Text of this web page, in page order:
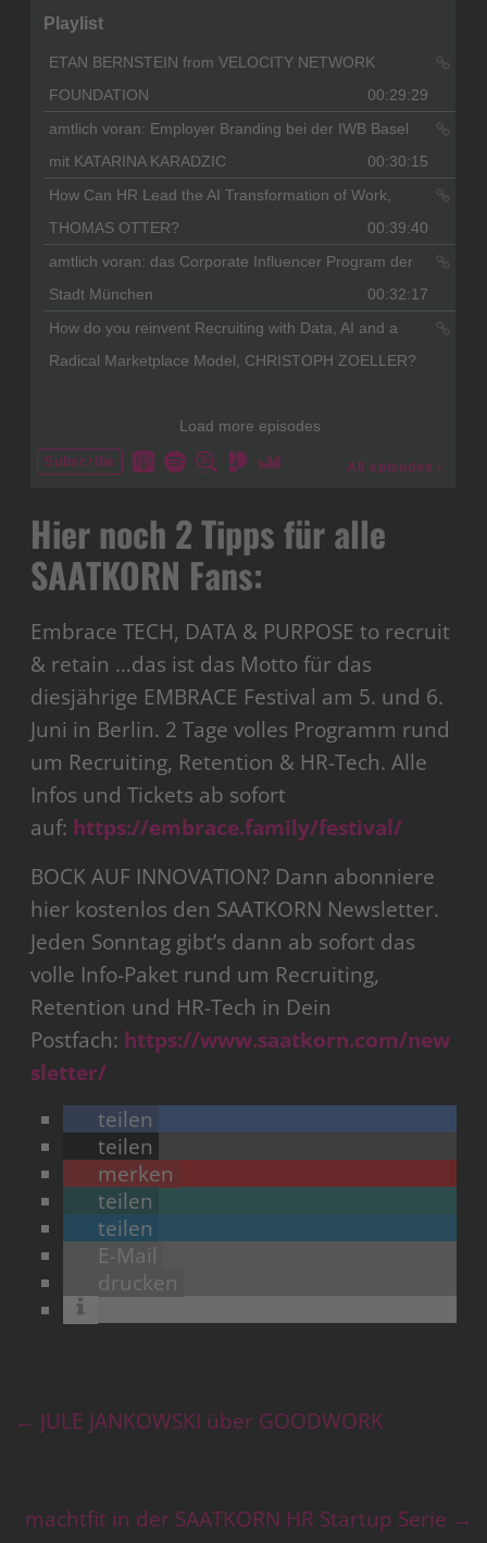
Hier noch 2 Tipps für alle
SAATKORN Fans:
Embrace TECH, DATA & PURPOSE to recruit
& retain …das ist das Motto für das
diesjährige EMBRACE Festival am 5. und 6.
Juni in Berlin. 2 Tage volles Programm rund
um Recruiting, Retention & HR-Tech. Alle
Infos und Tickets ab sofort
auf: https://embrace.family/festival/
BOCK AUF INNOVATION? Dann abonniere
hier kostenlos den SAATKORN Newsletter.
Jeden Sonntag gibt’s dann ab sofort das
volle Info-Paket rund um Recruiting,
Retention und HR-Tech in Dein
Postfach: https://www.saatkorn.com/new
sletter/
teilen
teilen
merken
teilen
teilen
E-Mail
drucken
← JULE JANKOWSKI über GOODWORK
machtfit in der SAATKORN HR Startup Serie →